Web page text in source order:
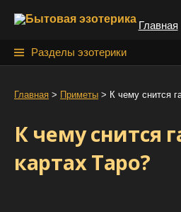
Главная
Разделы эзотерики
Главная > Приметы > К чему снится
К чему снится
картах Таро?